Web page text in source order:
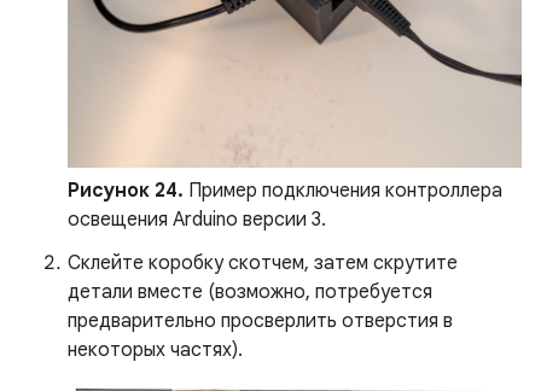
Рисунок 24. Пример подключения контроллера
освещения Arduino версии 3.
Склейте коробку скотчем, затем скрутите
детали вместе (возможно, потребуется
предварительно просверлить отверстия в
некоторых частях).